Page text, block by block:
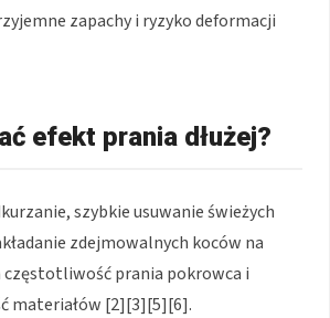
zapachy i ryzyko deformacji
efekt prania dłużej?
szybkie usuwanie świeżych
zdejmowalnych koców na
prania pokrowca i
materiałów [2][3][5][6].